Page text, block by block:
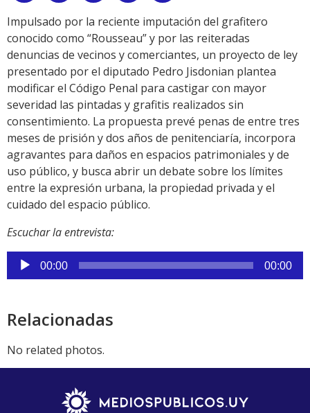
Link
Impulsado por la reciente imputación del grafitero
conocido como “Rousseau” y por las reiteradas
denuncias de vecinos y comerciantes, un proyecto de ley
presentado por el diputado Pedro Jisdonian plantea
modificar el Código Penal para castigar con mayor
severidad las pintadas y grafitis realizados sin
consentimiento. La propuesta prevé penas de entre tres
meses de prisión y dos años de penitenciaría, incorpora
agravantes para daños en espacios patrimoniales y de
uso público, y busca abrir un debate sobre los límites
entre la expresión urbana, la propiedad privada y el
cuidado del espacio público.
Escuchar la entrevista:
Reproductor
de
00:00 00:00
Relacionadas
No related photos.